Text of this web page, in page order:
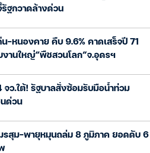
รัฐกวาดล้างด่วน
-หนองคาย คืบ 9.6% คาดเสร็จปี 71
งานใหญ่”พืชสวนโลก”จ.อุดรฯ
จว.ใต้! รัฐบาลสั่งซ้อมรับมือน้ำท่วม
ด่วน
รสุม-พายุหมุนถล่ม 8 ภูมิภาค ยอดดับ 6